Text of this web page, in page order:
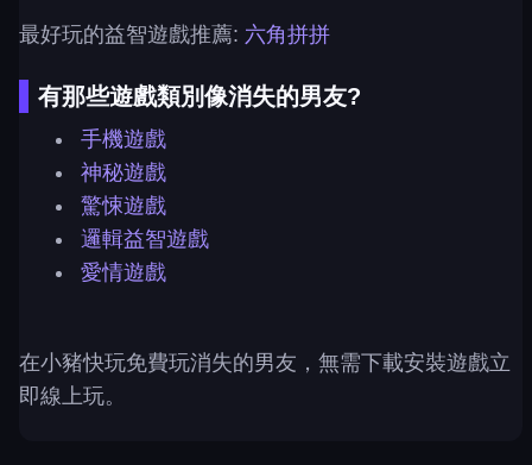
最好玩的益智遊戲推薦: 六角拼拼
有那些遊戲類別像消失的男友?
手機遊戲
神秘遊戲
驚悚遊戲
邏輯益智遊戲
愛情遊戲
在小豬快玩免費玩消失的男友，無需下載安裝遊戲立
即線上玩。